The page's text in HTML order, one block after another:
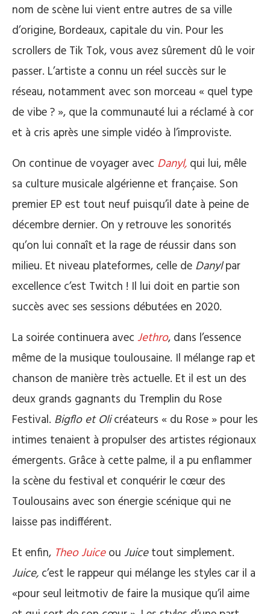
nom de scène lui vient entre autres de sa ville
d’origine, Bordeaux, capitale du vin. Pour les
scrollers de Tik Tok, vous avez sûrement dû le voir
passer. L’artiste a connu un réel succès sur le
réseau, notamment avec son morceau « quel type
de vibe ? », que la communauté lui a réclamé à cor
et à cris après une simple vidéo à l’improviste.
On continue de voyager avec Danyl, qui lui, mêle
sa culture musicale algérienne et française. Son
premier EP est tout neuf puisqu’il date à peine de
décembre dernier. On y retrouve les sonorités
qu’on lui connaît et la rage de réussir dans son
milieu. Et niveau plateformes, celle de Danylpar
excellence c’est Twitch ! Il lui doit en partie son
succès avec ses sessions débutées en 2020.
La soirée continuera avec Jethro, dans l’essence
même de la musique toulousaine. Il mélange rap et
chanson de manière très actuelle. Et il est un des
deux grands gagnants du Tremplin du Rose
Festival. Bigflo et Olicréateurs « du Rose » pour les
intimes tenaient à propulser des artistes régionaux
émergents. Grâce à cette palme, il a pu enflammer
la scène du festival et conquérir le cœur des
Toulousains avec son énergie scénique qui ne
laisse pas indifférent.
Et enfin, Theo Juiceou Juicetout simplement.
Juice, c’est le rappeur qui mélange les styles car il a
«pour seul leitmotiv de faire la musique qu’il aime